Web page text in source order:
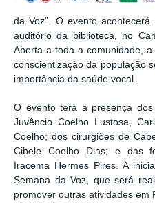
da Voz”. O evento
auditório da biblioteca, no
Aberta a toda a comunidade,
conscientização da população
importância da saúde vocal.
O evento terá a presença dos
Juvêncio Coelho Lustosa,
Coelho; dos cirurgiões de
Cibele Coelho Dias; e das
Iracema Hermes Pires. A
Semana da Voz, que será
promover outras atividades em